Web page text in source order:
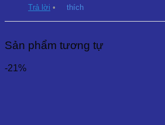
Trả lời • thích
Sản phẩm tương tự
-21%